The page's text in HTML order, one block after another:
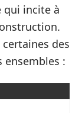
qui incite à
des
ensembles :